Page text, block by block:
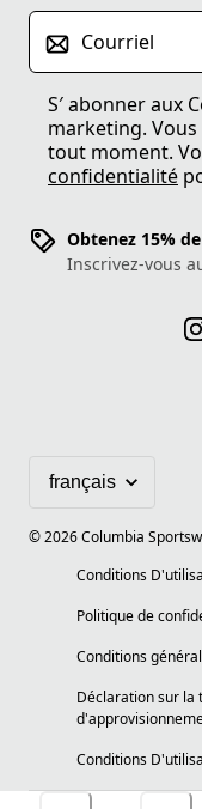
Courriel
S′ abonner aux
marketing.
tout moment.
confidentialité
Obtenez 15%
Inscrivez-vous
©2026Columbia
Conditions
Politique de
Conditions
Déclaration sur la
Conditions